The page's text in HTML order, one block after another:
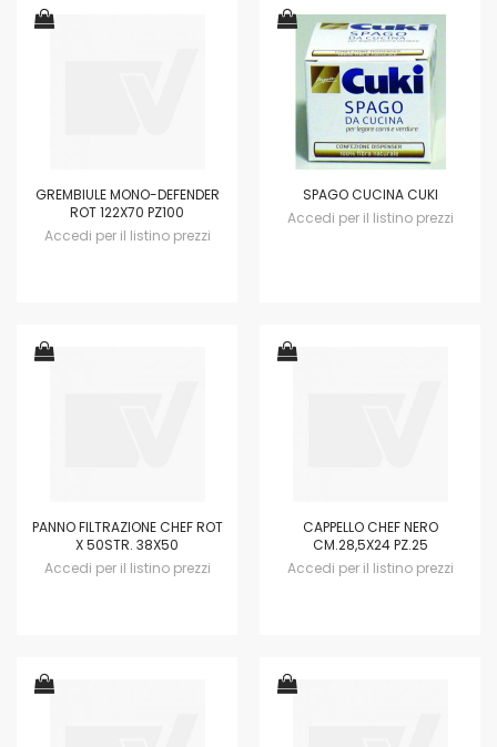
GREMBIULE MONO-DEFENDER
ROT 122X70 PZ100
Accedi per il listino prezzi
SPAGO CUCINA CUKI
Accedi per il listino prezzi
PANNO FILTRAZIONE CHEF ROT
X 50STR. 38X50
Accedi per il listino prezzi
CAPPELLO CHEF NERO
CM.28,5X24 PZ.25
Accedi per il listino prezzi